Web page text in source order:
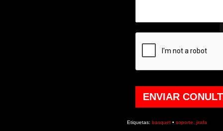
ENVIAR
Etiquetas: basquet• soporte. jirafa